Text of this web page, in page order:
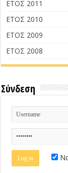
ΕΤΟΣ 2011
ΕΤΟΣ 2010
ΕΤΟΣ 2009
ΕΤΟΣ 2008
Σύνδεση